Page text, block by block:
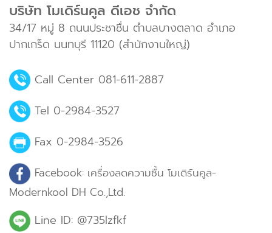
บริษัท โมเดิร์นคูล ดีเอช จำกัด
34/17 หมู่ 8 ถนนประชาชื่น ตำบลบางตลาด อำเภอ
ปากเกร็ด นนทบุรี 11120 (สำนักงานใหญ่)
Call Center 081-611-2887
Tel 0-2984-3527
Fax 0-2984-3526
Facebook: เครื่องลดความชื้น โมเดิร์นคูล-
Modernkool DH Co.,Ltd.
Line ID: @735lzfkf